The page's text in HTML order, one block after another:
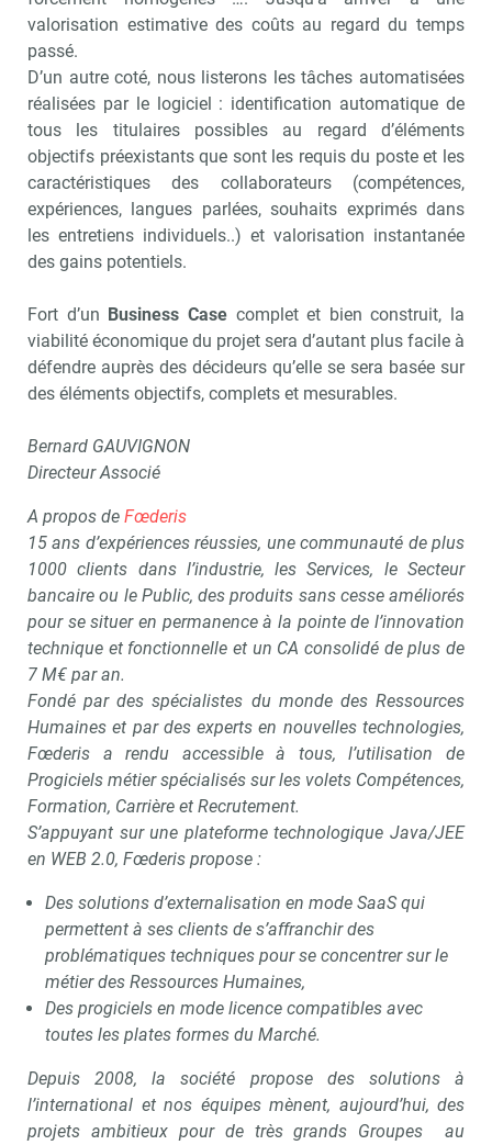
valorisation estimative des coûts au regard du temps
passé.
D’un autre coté, nous listerons les tâches automatisées
réalisées par le logiciel : identification automatique de
tous les titulaires possibles au regard d’éléments
objectifs préexistants que sont les requis du poste et les
caractéristiques des collaborateurs (compétences,
expériences, langues parlées, souhaits exprimés dans
les entretiens individuels..) et valorisation instantanée
des gains potentiels.
Fort d’un Business Casecomplet et bien construit, la
viabilité économique du projet sera d’autant plus facile à
défendre auprès des décideurs qu’elle se sera basée sur
des éléments objectifs, complets et mesurables.
Bernard GAUVIGNON
Directeur Associé
A propos de Fœderis
15 ans d’expériences réussies, une communauté de plus
1000 clients dans l’industrie, les Services, le Secteur
bancaire ou le Public, des produits sans cesse améliorés
pour se situer en permanence à la pointe de l’innovation
technique et fonctionnelle et un CA consolidé de plus de
7 M€ par an.
Fondé par des spécialistes du monde des Ressources
Humaines et par des experts en nouvelles technologies,
Fœderis a rendu accessible à tous, l’utilisation de
Progiciels métier spécialisés sur les volets Compétences,
Formation, Carrière et Recrutement.
S’appuyant sur une plateforme technologique Java/JEE
en WEB 2.0, Fœderis propose :
Des solutions d’externalisation en mode SaaS qui
permettent à ses clients de s’affranchir des
problématiques techniques pour se concentrer sur le
métier des Ressources Humaines,
Des progiciels en mode licence compatibles avec
toutes les plates formes du Marché.
Depuis 2008, la société propose des solutions à
l’international et nos équipes mènent, aujourd’hui, des
projets ambitieux pour de très grands Groupes au